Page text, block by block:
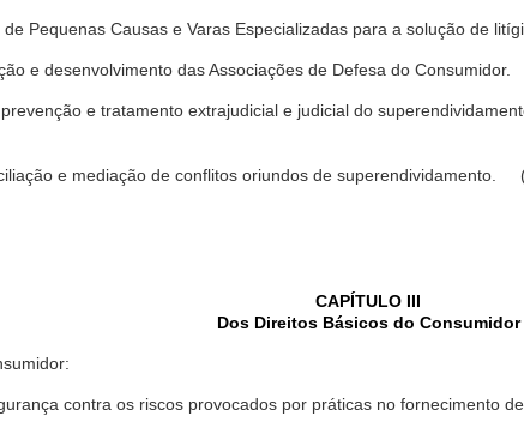
Pequenas Causas e Varas Especializadas para a solução de
e desenvolvimento das Associações de Defesa do Consumidor.
e tratamento extrajudicial e judicial do
e mediação de conflitos oriundos de superendividamento.
CAPÍTULO III
Dos Direitos Básicos do Consumidor
contra os riscos provocados por práticas no fornecimento